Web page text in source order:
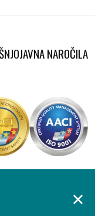
JAVNA NAROČILA